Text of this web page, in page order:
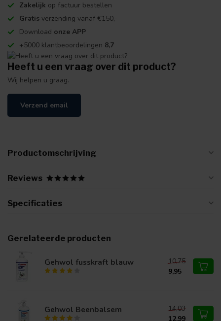
Zakelijk op factuur bestellen
Gratis verzending vanaf €150,-
Download onze APP
+5000 klantbeoordelingen 8,7
Heeft u een vraag over dit product?
Wij helpen u graag.
Verzend email
Productomschrijving
Reviews
Specificaties
Gerelateerde producten
Gehwol fusskraft blauw
10,75
9,95
Gehwol Beenbalsem
14,03
12,99